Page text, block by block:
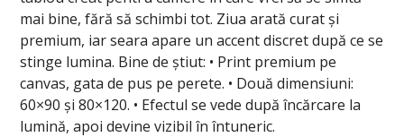
mai bine, fără să schimbi tot. Ziua arată curat și
premium, iar seara apare un accent discret după ce se
stinge lumina. Bine de știut: • Print premium pe
canvas, gata de pus pe perete. • Două dimensiuni:
60×90 și 80×120. • Efectul se vede după încărcare la
lumină, apoi devine vizibil în întuneric.